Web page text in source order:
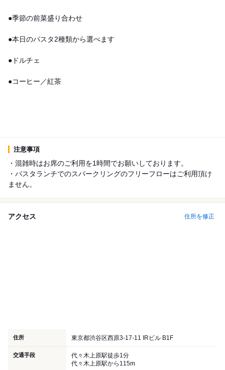
●季節の前菜盛り合わせ
●本日のパスタ2種類から選べます
●ドルチェ
●コーヒー／紅茶
注意事項
・混雑時はお席のご利用を1時間でお願いしております。
・パスタランチでのスパークリングのフリーフローはご利用頂け
ません。
アクセス 住所を修正
住所 東京都渋谷区西原3-17-11 IRビル B1F
交通手段
代々木上原駅徒歩1分
代々木上原駅から115m